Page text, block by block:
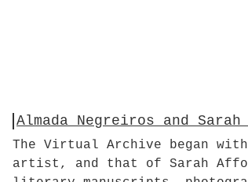
Almada Negreiros and
The Virtual Archive began
artist, and that of Sarah